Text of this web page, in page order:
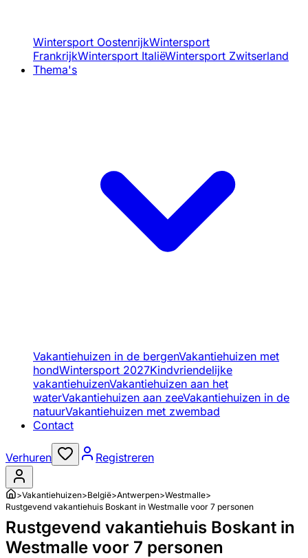
Wintersport OostenrijkWintersport
FrankrijkWintersport ItaliëWintersport Zwitserland
Thema's
Vakantiehuizen in de bergenVakantiehuizen met
hondWintersport 2027Kindvriendelijke
vakantiehuizenVakantiehuizen aan het
waterVakantiehuizen aan zeeVakantiehuizen in de
natuurVakantiehuizen met zwembad
Contact
Verhuren Registreren
>Vakantiehuizen>België>Antwerpen>Westmalle>
Rustgevend vakantiehuis Boskant in Westmalle voor 7 personen
Rustgevend vakantiehuis Boskant in
Westmalle voor 7 personen